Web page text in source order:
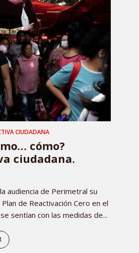
CIUDADANA
cómo?
ciudadana.
audiencia de Perimetral su
de Reactivación Cero en el
sentían con las medidas de...